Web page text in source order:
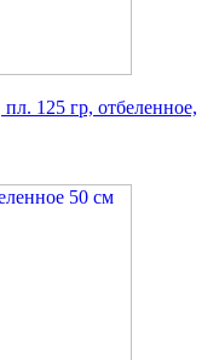
125 гр, отбеленное,